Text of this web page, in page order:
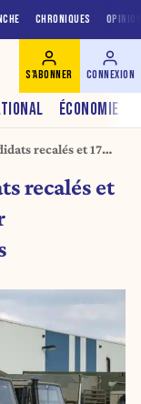
CHRONIQUES
ÉCONOMIE
S'ABONNER CONNEXION
recalés et 17
recalés et